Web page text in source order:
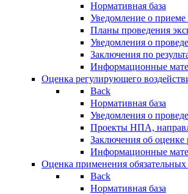
Нормативная база
Уведомление о
Планы проведения
Уведомления о
Заключения по
Информационные
Оценка регулирующего
Back
Нормативная база
Уведомления о
Проекты НПА,
Заключения об
Информационные
Оценка применения
Back
Нормативная база